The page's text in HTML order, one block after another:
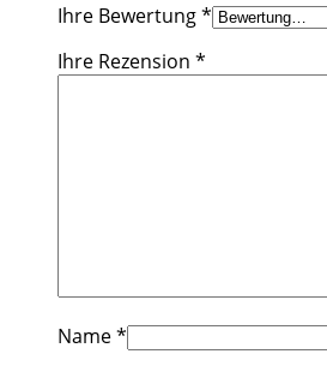
Ihre Bewertung*
Ihre Rezension *
Name*